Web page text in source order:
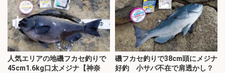
人気エリアの地磯フカセ釣りで
45cm1.6kg口太メジナ【神奈
磯フカセ釣りで38cm頭にメジナ
好釣 小サバ不在で肩透かし？